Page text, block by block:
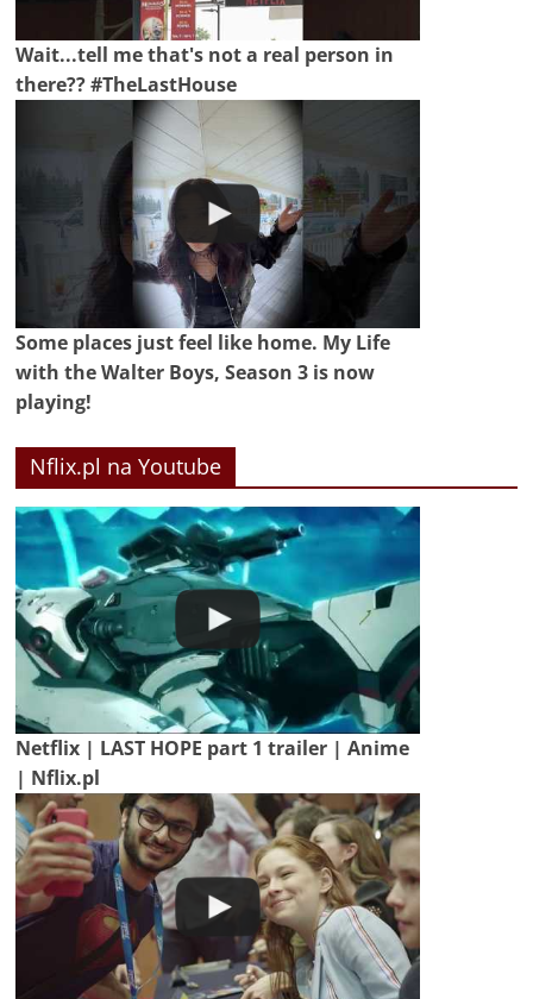
Wait...tell me that's not a real person in
there?? #TheLastHouse
Some places just feel like home. My Life
with the Walter Boys, Season 3 is now
playing!
Nflix.pl na Youtube
Netflix | LAST HOPE part 1 trailer | Anime
| Nflix.pl